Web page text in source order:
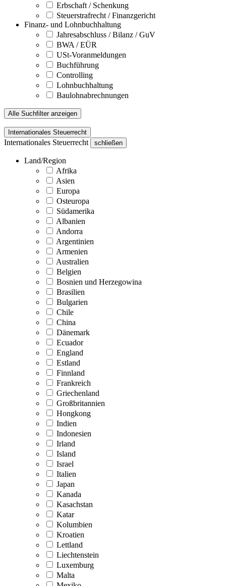
Erbschaft / Schenkung
Steuerstrafrecht / Finanzgericht
Finanz- und Lohnbuchhaltung
Jahresabschluss / Bilanz / GuV
BWA / EÜR
USt-Voranmeldungen
Buchführung
Controlling
Lohnbuchhaltung
Baulohnabrechnungen
Alle Suchfilter anzeigen
Internationales Steuerrecht
Internationales Steuerrecht schließen
Land/Region
Afrika
Asien
Europa
Osteuropa
Südamerika
Albanien
Andorra
Argentinien
Armenien
Australien
Belgien
Bosnien und Herzegowina
Brasilien
Bulgarien
Chile
China
Dänemark
Ecuador
England
Estland
Finnland
Frankreich
Griechenland
Großbritannien
Hongkong
Indien
Indonesien
Irland
Island
Israel
Italien
Japan
Kanada
Kasachstan
Katar
Kolumbien
Kroatien
Lettland
Liechtenstein
Luxemburg
Malta